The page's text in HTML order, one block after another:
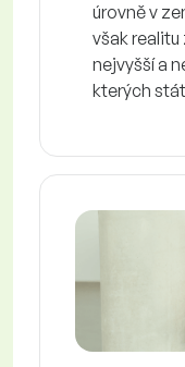
úrovně v
však realitu
nejvyšší a
kterých